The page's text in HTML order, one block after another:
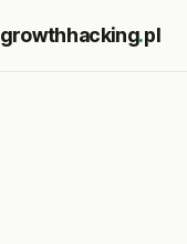
growthhacking.pl